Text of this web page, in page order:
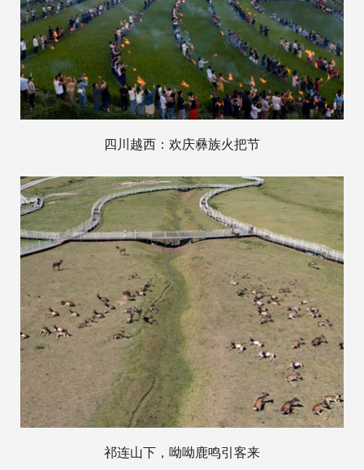
四川越西：欢庆彝族火把节
祁连山下，呦呦鹿鸣引客来